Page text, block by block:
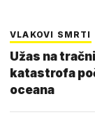
VLAKOVI SMRTI
Užas na
katastrofa
oceana